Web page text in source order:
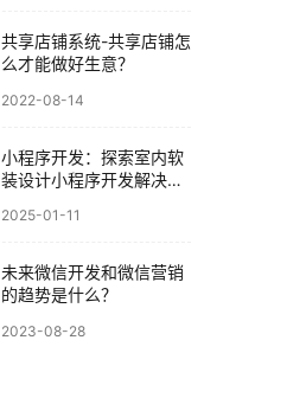
共享店铺系统-共享店铺怎
么才能做好生意？
2022-08-14
小程序开发：探索室内软
装设计小程序开发解决方
2025-01-11
未来微信开发和微信营销
的趋势是什么？
2023-08-28